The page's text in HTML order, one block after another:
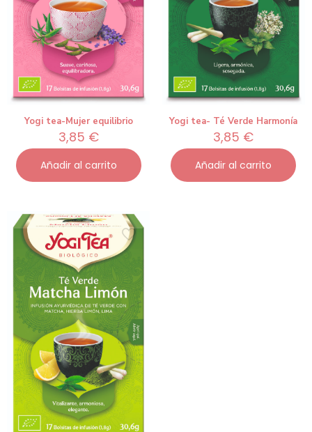
Yogi tea-Mujer equilibrio
3,85 €
Añadir al carrito
Yogi tea- Té Verde Harmonía
3,85 €
Añadir al carrito